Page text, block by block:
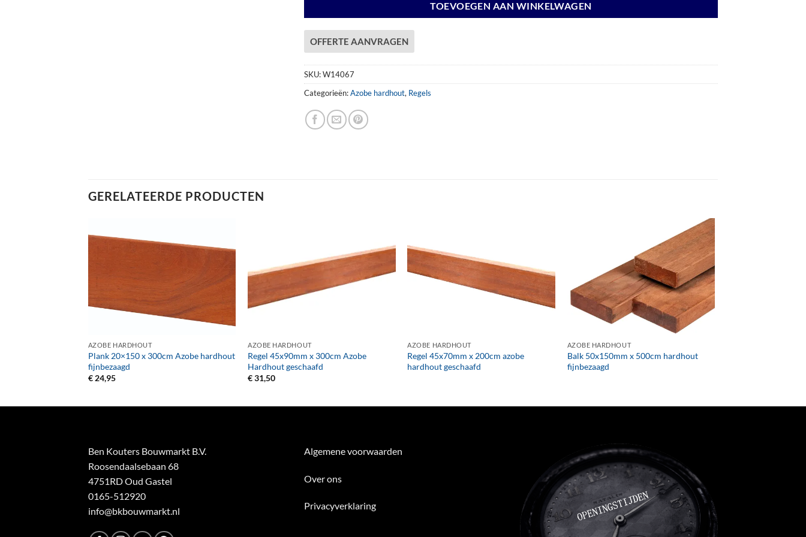
TOEVOEGEN AAN WINKELWAGEN
OFFERTE AANVRAGEN
SKU:W14067
Categorieën:Azobe hardhout, Regels
GERELATEERDE PRODUCTEN
AZOBE HARDHOUT
Plank 20×150 x 300cm Azobe hardhout
fijnbezaagd
€24,95
AZOBE HARDHOUT
Regel 45x90mm x 300cm Azobe
Hardhout geschaafd
€31,50
AZOBE HARDHOUT
Regel 45x70mm x 200cm azobe
hardhout geschaafd
AZOBE HARDHOUT
Balk 50x150mm x 500cm hardhout
fijnbezaagd
Ben Kouters Bouwmarkt B.V.
Roosendaalsebaan 68
4751RD Oud Gastel
0165-512920
info@bkbouwmarkt.nl
Algemene voorwaarden
Over ons
Privacyverklaring